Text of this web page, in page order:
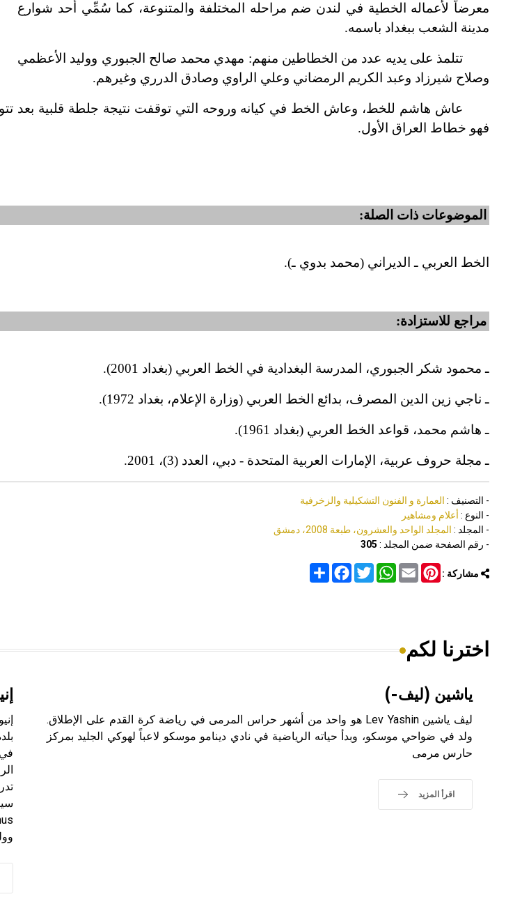
معرضاً لأعماله الخطية في لندن ضم مراحله المختلفة والمتنوعة، كما سُمِّي أحد شوارع
مدينة الشعب ببغداد باسمه.
تتلمذ على يديه عدد من الخطاطين منهم: مهدي محمد صالح الجبوري ووليد الأعظمي
وصلاح شيرزاد وعبد الكريم الرمضاني وعلي الراوي وصادق الدرري وغيرهم.
عاش هاشم للخط، وعاش الخط في كيانه وروحه التي توقفت نتيجة جلطة قلبية بعد
فهو خطاط العراق الأول.
الموضوعات ذات الصلة:
الخط العربي ـ الديراني (محمد بدوي ـ).
مراجع للاستزادة:
ـ محمود شكر الجبوري، المدرسة البغدادية في الخط العربي (بغداد 2001).
ـ ناجي زين الدين المصرف، بدائع الخط العربي (وزارة الإعلام، بغداد 1972).
ـ هاشم محمد، قواعد الخط العربي (بغداد 1961).
ـ مجلة حروف عربية، الإمارات العربية المتحدة - دبي، العدد (3)، 2001.
- التصنيف : العمارة و الفنون التشكيلية والزخرفية
- النوع : أعلام ومشاهير
- المجلد : المجلد الواحد والعشرون، طبعة 2008، دمشق
- رقم الصفحة ضمن المجلد : 305
مشاركة : Share
FacebookTwitter
WhatsAppEmail
Pinterest
اخترنا لكم
ياشين (ليف-)
ليڤ ياشين Lev Yashin هو واحد من أشهر حراس المرمى في رياضة كرة القدم على الإطلاق.
ولد في ضواحي موسكو، وبدأ حياته الرياضية في نادي دينامو موسكو لاعباً لهوكي الجليد بمركز
حارس مرمى
اقرأ المزيد